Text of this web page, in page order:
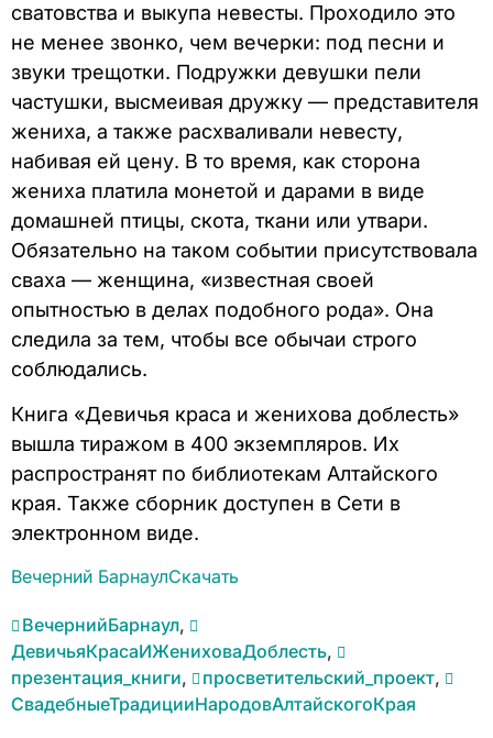
сватовства и выкупа невесты. Проходило это
не менее звонко, чем вечерки: под песни и
звуки трещотки. Подружки девушки пели
частушки, высмеивая дружку — представителя
жениха, а также расхваливали невесту,
набивая ей цену. В то время, как сторона
жениха платила монетой и дарами в виде
домашней птицы, скота, ткани или утвари.
Обязательно на таком событии присутствовала
сваха — женщина, «известная своей
опытностью в делах подобного рода». Она
следила за тем, чтобы все обычаи строго
соблюдались.
Книга «Девичья краса и женихова доблесть»
вышла тиражом в 400 экземпляров. Их
распространят по библиотекам Алтайского
края. Также сборник доступен в Сети в
электронном виде.
Вечерний БарнаулСкачать
ВечернийБарнаул,
ДевичьяКрасаИЖениховаДоблесть,
презентация_книги, просветительский_проект,
СвадебныеТрадицииНародовАлтайскогоКрая